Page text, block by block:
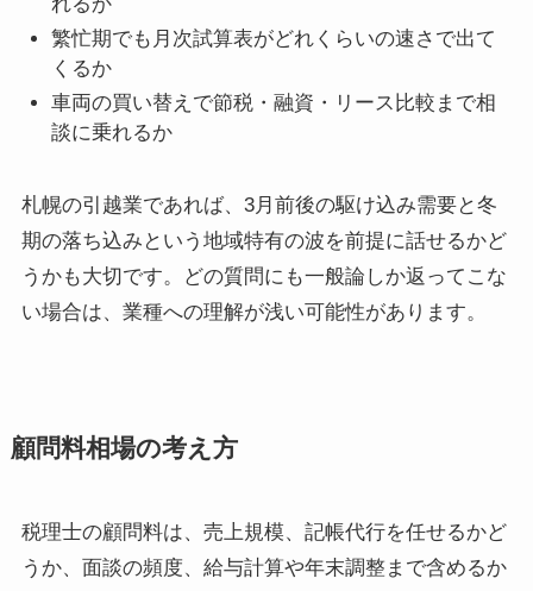
繁忙期でも月次試算表がどれくらいの速さで出て
くるか
車両の買い替えで節税・融資・リース比較まで相
談に乗れるか
札幌の引越業であれば、3月前後の駆け込み需要と冬
期の落ち込みという地域特有の波を前提に話せるかど
うかも大切です。どの質問にも一般論しか返ってこな
い場合は、業種への理解が浅い可能性があります。
顧問料相場の考え方
税理士の顧問料は、売上規模、記帳代行を任せるかど
うか、面談の頻度、給与計算や年末調整まで含めるか